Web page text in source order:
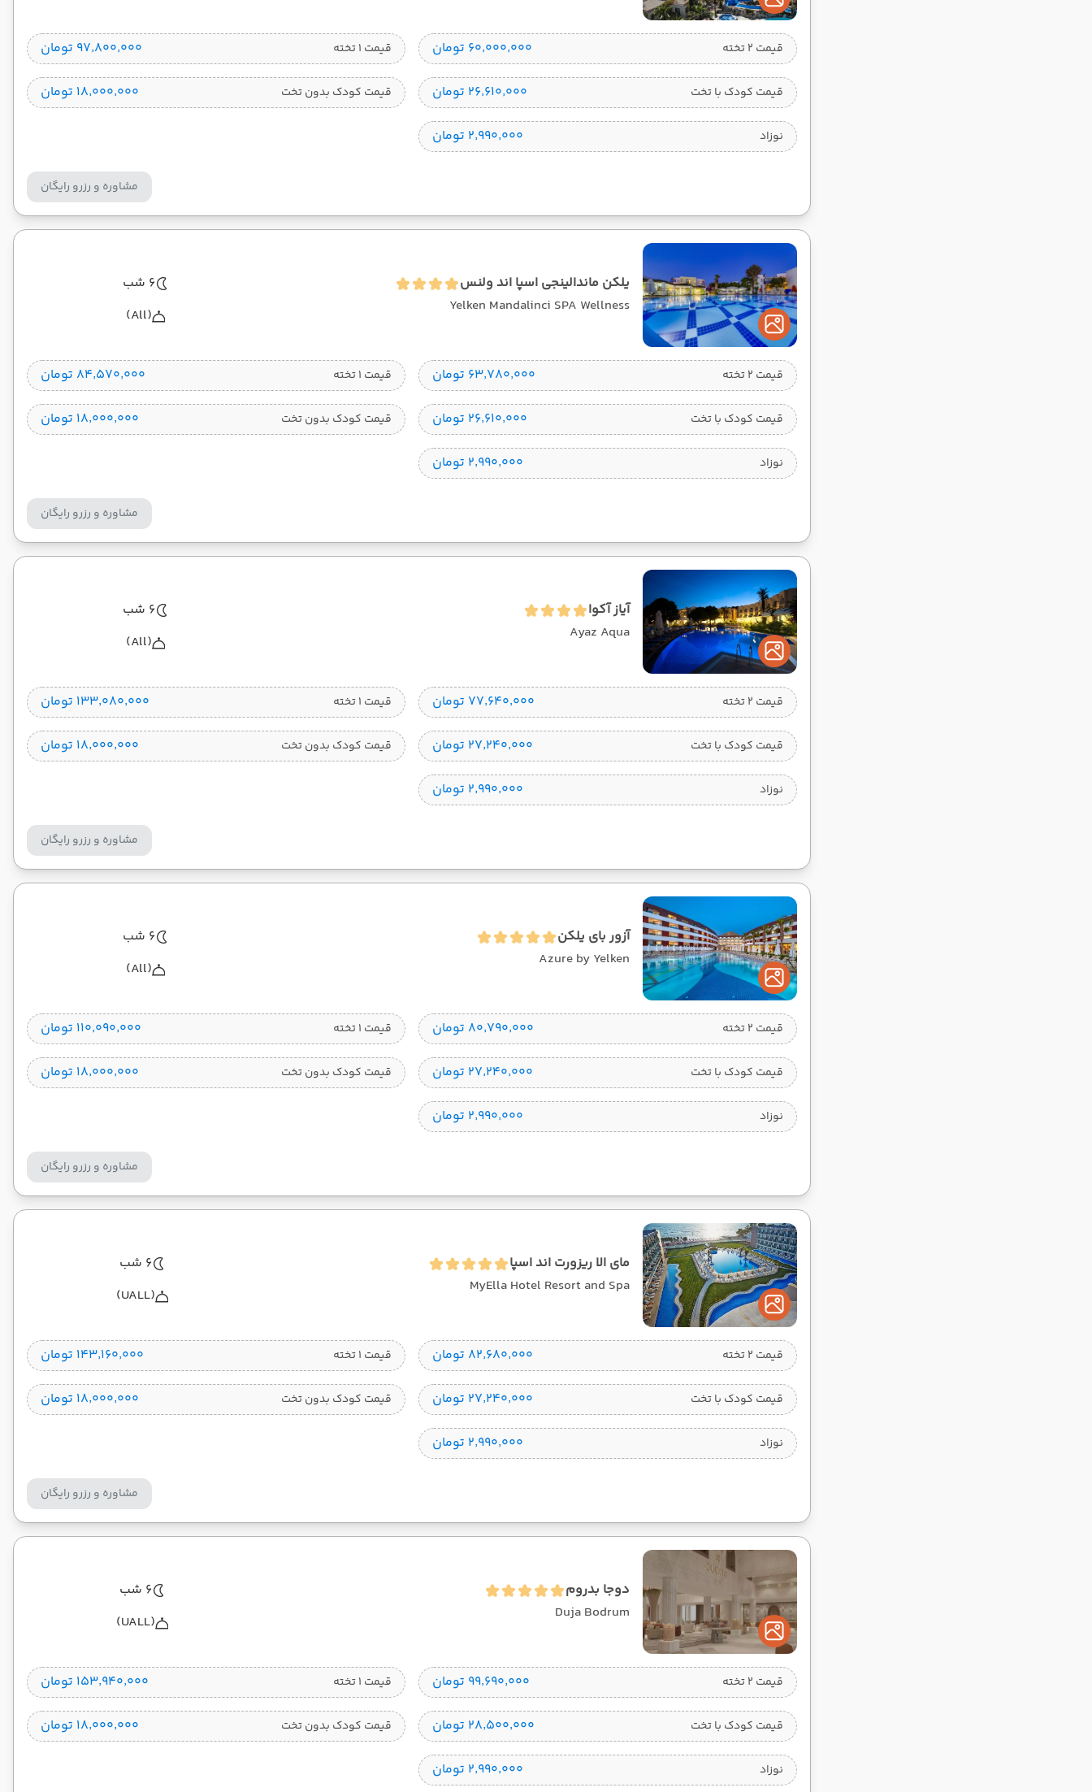
قیمت 2 تخته ۶۰٬۰۰۰٬۰۰۰ تومان قیمت 1 تخته ۹۷٬۸۰۰٬۰۰۰ تومان
قیمت کودک با تخت ۲۶٬۶۱۰٬۰۰۰ تومان قیمت کودک بدون تخت ۱۸٬۰۰۰٬۰۰۰ تومان
نوزاد ۲٬۹۹۰٬۰۰۰ تومان
مشاوره و رزرو رایگان
یلکن ماندالینجی اسپا اند ولنس
Yelken Mandalinci SPA Wellness
6 شب
(All)
قیمت 2 تخته ۶۳٬۷۸۰٬۰۰۰ تومان قیمت 1 تخته ۸۴٬۵۷۰٬۰۰۰ تومان
قیمت کودک با تخت ۲۶٬۶۱۰٬۰۰۰ تومان قیمت کودک بدون تخت ۱۸٬۰۰۰٬۰۰۰ تومان
نوزاد ۲٬۹۹۰٬۰۰۰ تومان
مشاوره و رزرو رایگان
آیاز آکوا
Ayaz Aqua
6 شب
(All)
قیمت 2 تخته ۷۷٬۶۴۰٬۰۰۰ تومان قیمت 1 تخته ۱۳۳٬۰۸۰٬۰۰۰ تومان
قیمت کودک با تخت ۲۷٬۲۴۰٬۰۰۰ تومان قیمت کودک بدون تخت ۱۸٬۰۰۰٬۰۰۰ تومان
نوزاد ۲٬۹۹۰٬۰۰۰ تومان
مشاوره و رزرو رایگان
آزور بای یلکن
Azure by Yelken
6 شب
(All)
قیمت 2 تخته ۸۰٬۷۹۰٬۰۰۰ تومان قیمت 1 تخته ۱۱۰٬۰۹۰٬۰۰۰ تومان
قیمت کودک با تخت ۲۷٬۲۴۰٬۰۰۰ تومان قیمت کودک بدون تخت ۱۸٬۰۰۰٬۰۰۰ تومان
نوزاد ۲٬۹۹۰٬۰۰۰ تومان
مشاوره و رزرو رایگان
مای الا ریزورت اند اسپا
MyElla Hotel Resort and Spa
6 شب
(UALL)
قیمت 2 تخته ۸۲٬۶۸۰٬۰۰۰ تومان قیمت 1 تخته ۱۴۳٬۱۶۰٬۰۰۰ تومان
قیمت کودک با تخت ۲۷٬۲۴۰٬۰۰۰ تومان قیمت کودک بدون تخت ۱۸٬۰۰۰٬۰۰۰ تومان
نوزاد ۲٬۹۹۰٬۰۰۰ تومان
مشاوره و رزرو رایگان
دوجا بدروم
Duja Bodrum
6 شب
(UALL)
قیمت 2 تخته ۹۹٬۶۹۰٬۰۰۰ تومان قیمت 1 تخته ۱۵۳٬۹۴۰٬۰۰۰ تومان
قیمت کودک با تخت ۲۸٬۵۰۰٬۰۰۰ تومان قیمت کودک بدون تخت ۱۸٬۰۰۰٬۰۰۰ تومان
نوزاد ۲٬۹۹۰٬۰۰۰ تومان